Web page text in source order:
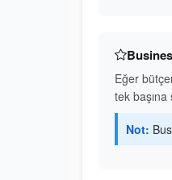
Eğer
tek
Not: